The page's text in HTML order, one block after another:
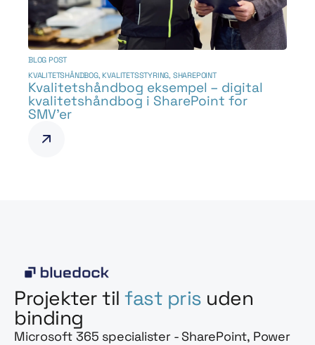
BLOG POST
KVALITETSHÅNDBOG,KVALITETSSTYRING, SHAREPOINT
Kvalitetshåndbog eksempel – digital
kvalitetshåndbog i SharePoint for
SMV’er
Projekter til fast pris uden
binding
Microsoft 365 specialister - SharePoint, Power